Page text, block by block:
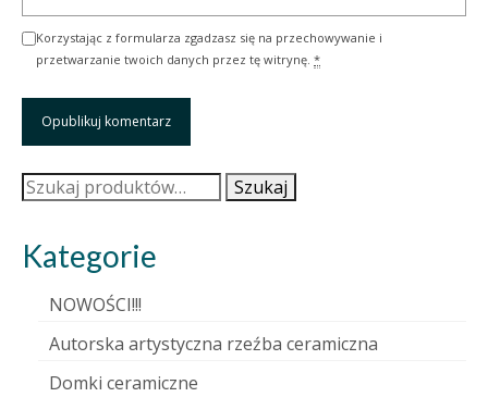
Korzystając z formularza zgadzasz się na przechowywanie i
przetwarzanie twoich danych przez tę witrynę. *
Szukaj: Szukaj
Kategorie
NOWOŚCI!!!
Autorska artystyczna rzeźba ceramiczna
Domki ceramiczne